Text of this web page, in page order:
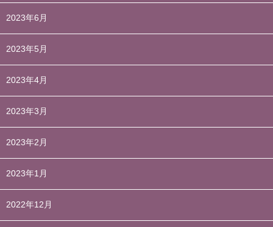
2023年6月
2023年5月
2023年4月
2023年3月
2023年2月
2023年1月
2022年12月